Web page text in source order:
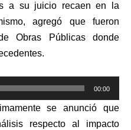
a su juicio recaen en la
agregó que fueron
Obras Públicas donde
00:00
se anunció que
respecto al impacto